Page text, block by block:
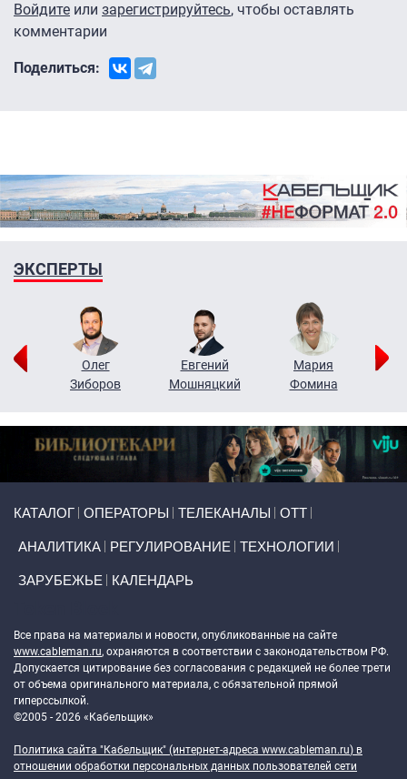
Войдите или зарегистрируйтесь, чтобы оставлять
комментарии
Поделиться:
ЭКСПЕРТЫ
Олег
Зиборов
Евгений
Мошняцкий
Мария
Фомина
КАТАЛОГ ОПЕРАТОРЫ ТЕЛЕКАНАЛЫ ОТТ
АНАЛИТИКА РЕГУЛИРОВАНИЕ ТЕХНОЛОГИИ
ЗАРУБЕЖЬЕ КАЛЕНДАРЬ
Все права на материалы и новости, опубликованные на сайте
www.cableman.ru, охраняются в соответствии с законодательством РФ.
Допускается цитирование без согласования с редакцией не более трети
от объема оригинального материала, с обязательной прямой
гиперссылкой.
©2005 - 2026 «Кабельщик»
Политика сайта "Кабельщик" (интернет-адреса www.cableman.ru) в
отношении обработки персональных данных пользователей сети